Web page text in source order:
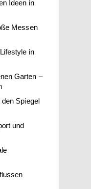
Ideen in
Messen
in
Garten –
Spiegel
und